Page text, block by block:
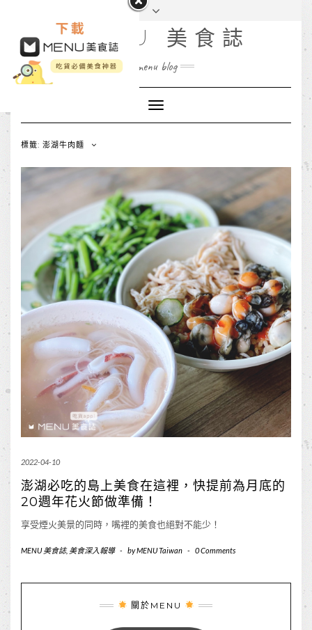
MENU 美食誌
menu blog
Toggle
Navigation
標籤: 澎湖牛肉麵
2022-04-10
澎湖必吃的島上美食在這裡，快提前為月底的
20週年花火節做準備！
享受煙火美景的同時，嘴裡的美食也絕對不能少！
MENU 美食誌, 美食深入報導 - byMENU Taiwan - 0 Comments
關於MENU